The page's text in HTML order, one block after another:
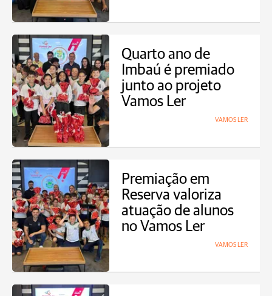
Quarto ano de
Imbaú é premiado
junto ao projeto
Vamos Ler
VAMOS LER
Premiação em
Reserva valoriza
atuação de alunos
no Vamos Ler
VAMOS LER